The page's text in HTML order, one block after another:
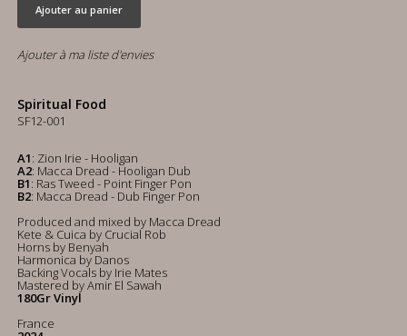
Ajouter au panier
Ajouter à ma liste d'envies
Spiritual Food
SF12-001
A1: Zion Irie - Hooligan
A2: Macca Dread - Hooligan Dub
B1: Ras Tweed - Point Finger Pon
B2: Macca Dread - Dub Finger Pon
Produced and mixed by Macca Dread
Kete & Cuica by Crucial Rob
Horns by Benyah
Harmonica by Danos
Backing Vocals by Irie Mates
Mastered by Amir El Sawah
180Gr Vinyl
France